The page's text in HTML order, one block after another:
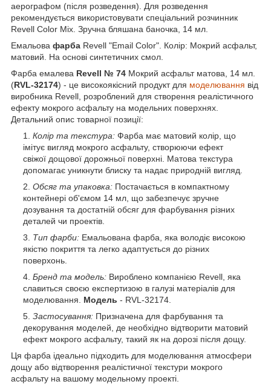
аерографом (після розведення). Для розведення
рекомендується використовувати спеціальний розчинник
Revell Color Mix. Зручна бляшана баночка, 14 мл.
Емальова фарба Revell "Email Color". Колір: Мокрий асфальт,
матовий. На основі синтетичних смол.
Фарба емалева Revell № 74 Мокрий асфальт матова, 14 мл.
(RVL-32174) - це високоякісний продукт для моделювання від
виробника Revell, розроблений для створення реалістичного
ефекту мокрого асфальту на модельних поверхнях.
Детальний опис товарної позиції:
Колір та текстура: Фарба має матовий колір, що
імітує вигляд мокрого асфальту, створюючи ефект
свіжої дощової дорожньої поверхні. Матова текстура
допомагає уникнути блиску та надає природній вигляд.
Обсяг та упаковка: Постачається в компактному
контейнері об'ємом 14 мл, що забезпечує зручне
дозування та достатній обсяг для фарбування різних
деталей чи проектів.
Тип фарби: Емальована фарба, яка володіє високою
якістю покриття та легко адаптується до різних
поверхонь.
Бренд та модель: Вироблено компанією Revell, яка
славиться своєю експертизою в галузі матеріалів для
моделювання. Модель - RVL-32174.
Застосування: Призначена для фарбування та
декорування моделей, де необхідно відтворити матовий
ефект мокрого асфальту, такий як на дорозі після дощу.
Ця фарба ідеально підходить для моделювання атмосфери
дощу або відтворення реалістичної текстури мокрого
асфальту на вашому модельному проекті.